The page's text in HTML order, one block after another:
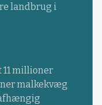
landbrug i
11 millioner
malkekvæg